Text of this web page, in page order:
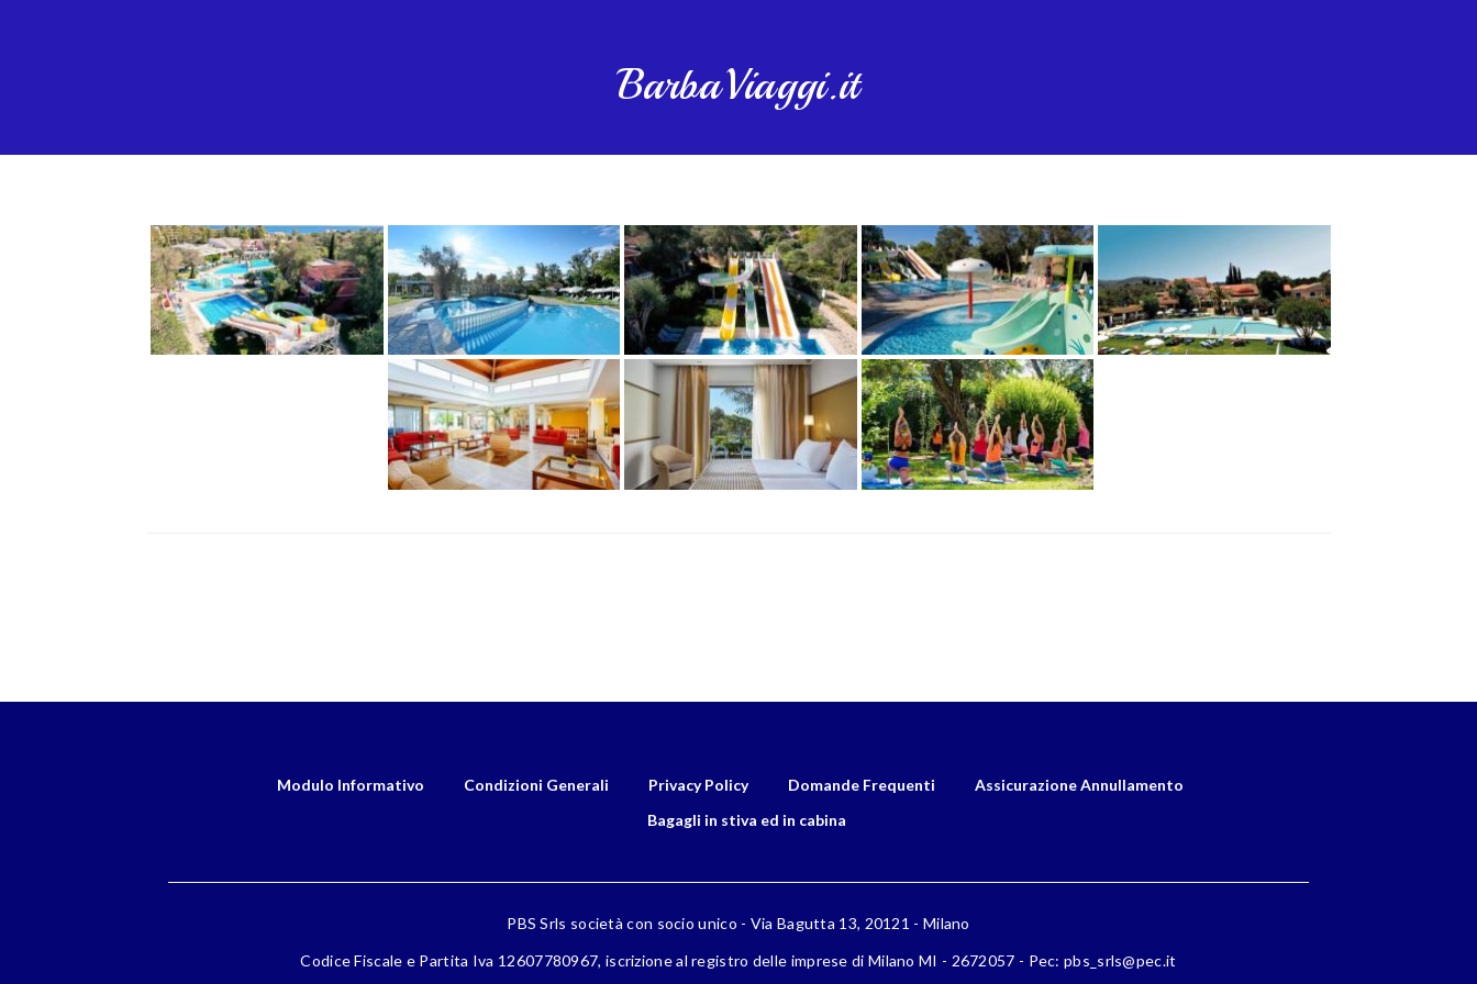
BarbaViaggi.it
Modulo Informativo Condizioni Generali Privacy Policy Domande Frequenti
Assicurazione Annullamento
Bagagli in stiva ed in cabina
PBS Srls società con socio unico - Via Bagutta 13, 20121 - Milano
Codice Fiscale e Partita Iva 12607780967, iscrizione al registro delle imprese di Milano MI - 2672057 - Pec: pbs_srls@pec.it